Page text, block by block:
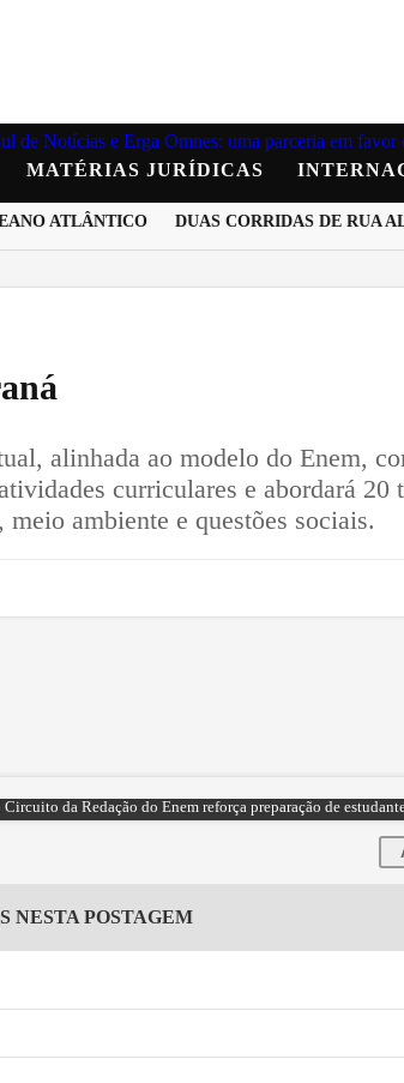
MATÉRIAS JURÍDICAS
ATLÂNTICO DUAS CORRIDAS DE RUA
alinhada ao modelo do Enem,
curriculares e abordará 20
ambiente e questões sociais.
da Redação do Enem reforça preparação de
NESTA POSTAGEM